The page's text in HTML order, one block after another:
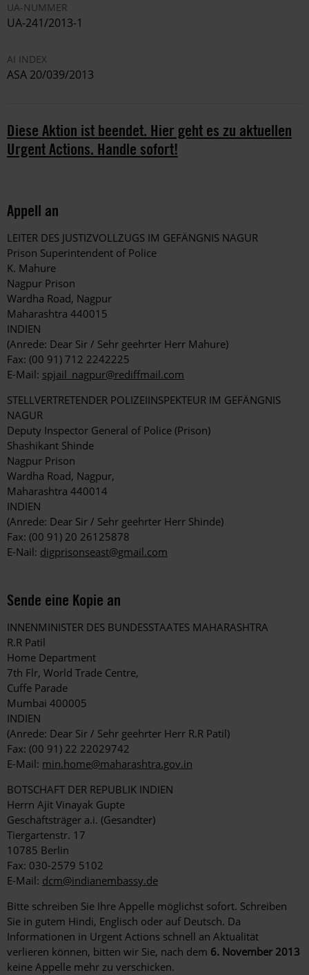
UA-NUMMER
UA-241/2013-1
AI INDEX
ASA 20/039/2013
Diese Aktion ist beendet. Hier geht es zu aktuellen
Urgent Actions. Handle sofort!
Appell an
LEITER DES JUSTIZVOLLZUGS IM GEFÄNGNIS NAGUR
Prison Superintendent of Police
K. Mahure
Nagpur Prison
Wardha Road, Nagpur
Maharashtra 440015
INDIEN
(Anrede: Dear Sir / Sehr geehrter Herr Mahure)
Fax: (00 91) 712 2242225
E-Mail: spjail_nagpur@rediffmail.com
STELLVERTRETENDER POLIZEIINSPEKTEUR IM GEFÄNGNIS
NAGUR
Deputy Inspector General of Police (Prison)
Shashikant Shinde
Nagpur Prison
Wardha Road, Nagpur,
Maharashtra 440014
INDIEN
(Anrede: Dear Sir / Sehr geehrter Herr Shinde)
Fax: (00 91) 20 26125878
E-Nail: digprisonseast@gmail.com
Sende eine Kopie an
INNENMINISTER DES BUNDESSTAATES MAHARASHTRA
R.R Patil
Home Department
7th Flr, World Trade Centre,
Cuffe Parade
Mumbai 400005
INDIEN
(Anrede: Dear Sir / Sehr geehrter Herr R.R Patil)
Fax: (00 91) 22 22029742
E-Mail: min.home@maharashtra.gov.in
BOTSCHAFT DER REPUBLIK INDIEN
Herrn Ajit Vinayak Gupte
Geschäftsträger a.i. (Gesandter)
Tiergartenstr. 17
10785 Berlin
Fax: 030-2579 5102
E-Mail: dcm@indianembassy.de
Bitte schreiben Sie Ihre Appelle möglichst sofort. Schreiben
Sie in gutem Hindi, Englisch oder auf Deutsch. Da
Informationen in Urgent Actions schnell an Aktualität
verlieren können, bitten wir Sie, nach dem 6. November 2013
keine Appelle mehr zu verschicken.